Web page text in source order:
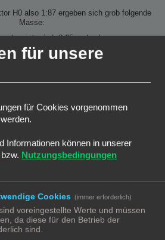
H0 also 1:87 ergeben sich grob folgende
Masse:
ist mind. 2,65cm hoch.
60gern bis in die 80ger dann 2,88cm hoch.
ergibt sich eine Höhe von 3,8 cm.
Gründerzeit und Aristokratie ergibt sich eine
zu haben.
für unsere
für Cookies vorgenommen
Informationen können in unserer
bzw. Nutzungsbedingungen
Cookies (immer erforderlich)
voreingestellte Werte und müssen
da diese für den Betrieb der
sind.